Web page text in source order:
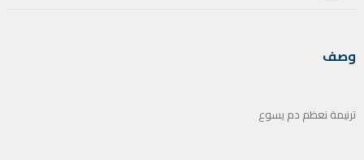
وصف
ترنيمة نعظم دم يسوع